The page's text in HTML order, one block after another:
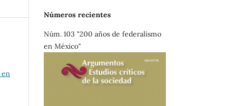
en
Números recientes
Núm. 103 "200 años de federalismo
en México"